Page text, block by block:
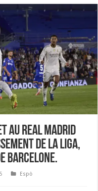
au Real Madrid
de la liga,
Barcelone.
Espò